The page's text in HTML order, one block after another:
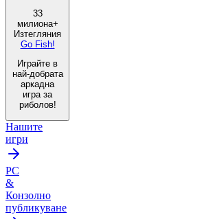
33
милиона+
Изтегляния
Go Fish!
Играйте в
най-добрата
аркадна
игра за
риболов!
Нашите
игри
PC
&
Конзолно
публикуване